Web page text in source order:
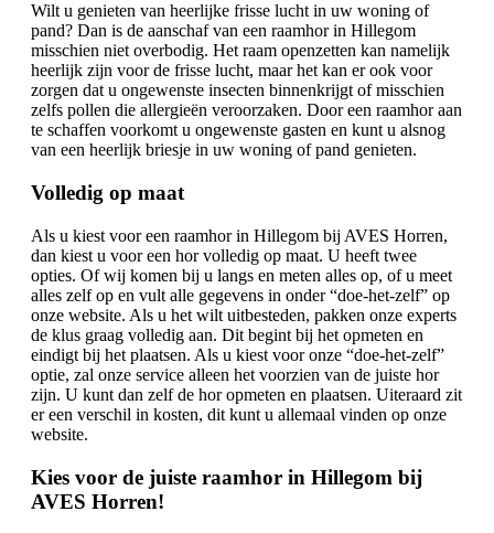
Wilt u genieten van heerlijke frisse lucht in uw woning of
pand? Dan is de aanschaf van een raamhor in Hillegom
misschien niet overbodig. Het raam openzetten kan namelijk
heerlijk zijn voor de frisse lucht, maar het kan er ook voor
zorgen dat u ongewenste insecten binnenkrijgt of misschien
zelfs pollen die allergieën veroorzaken. Door een raamhor aan
te schaffen voorkomt u ongewenste gasten en kunt u alsnog
van een heerlijk briesje in uw woning of pand genieten.
Volledig op maat
Als u kiest voor een raamhor in Hillegom bij AVES Horren,
dan kiest u voor een hor volledig op maat. U heeft twee
opties. Of wij komen bij u langs en meten alles op, of u meet
alles zelf op en vult alle gegevens in onder “doe-het-zelf” op
onze website. Als u het wilt uitbesteden, pakken onze experts
de klus graag volledig aan. Dit begint bij het opmeten en
eindigt bij het plaatsen. Als u kiest voor onze “doe-het-zelf”
optie, zal onze service alleen het voorzien van de juiste hor
zijn. U kunt dan zelf de hor opmeten en plaatsen. Uiteraard zit
er een verschil in kosten, dit kunt u allemaal vinden op onze
website.
Kies voor de juiste raamhor in Hillegom bij
AVES Horren!